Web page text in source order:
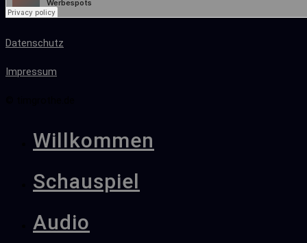
Datenschutz
Impressum
Willkommen
Schauspiel
Audio